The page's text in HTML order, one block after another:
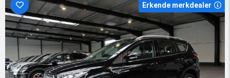
Erkende merkdealer